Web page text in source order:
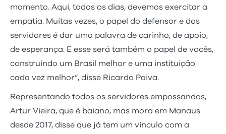
momento. Aqui, todos os dias, devemos exercitar a
empatia. Muitas vezes, o papel do defensor e dos
servidores é dar uma palavra de carinho, de apoio,
de esperança. E esse será também o papel de vocês,
construindo um Brasil melhor e uma instituição
cada vez melhor”, disse Ricardo Paiva.
Representando todos os servidores empossandos,
Artur Vieira, que é baiano, mas mora em Manaus
desde 2017, disse que já tem um vínculo com a